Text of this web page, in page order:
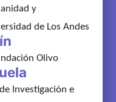
y
de Los Andes
Olivo
Investigación e